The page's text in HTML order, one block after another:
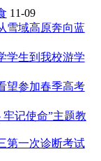
11-09
雪域高原奔向蓝
学生到我校游学
望参加春季高考
记使命”主题教
第一次诊断考试